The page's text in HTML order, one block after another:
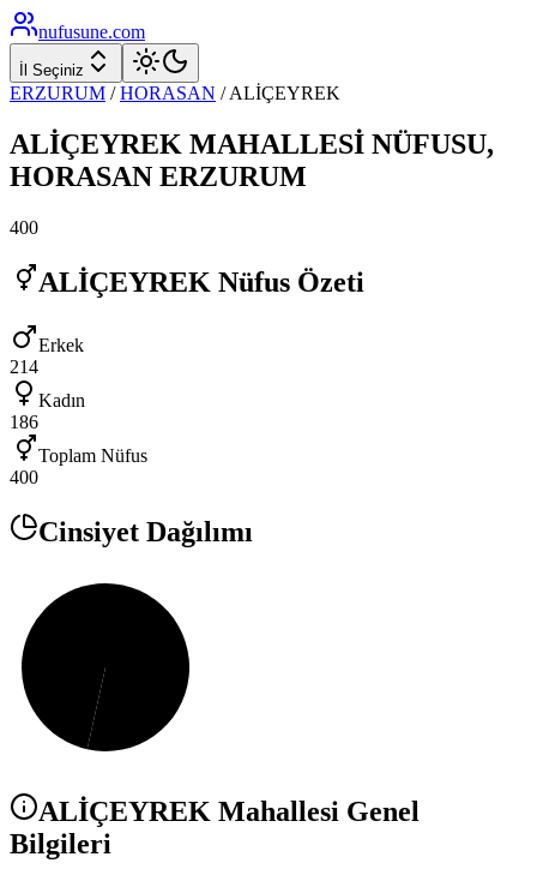
nufusune.com
İl Seçiniz
ERZURUM / HORASAN /ALİÇEYREK
ALİÇEYREK MAHALLESİ NÜFUSU,
HORASAN ERZURUM
400
ALİÇEYREK Nüfus Özeti
Erkek
214
Kadın
186
Toplam Nüfus
400
Cinsiyet Dağılımı
ALİÇEYREK Mahallesi Genel
Bilgileri